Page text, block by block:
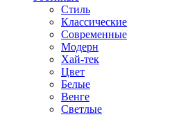
Стиль
Классические
Современные
Модерн
Хай-тек
Цвет
Белые
Венге
Светлые